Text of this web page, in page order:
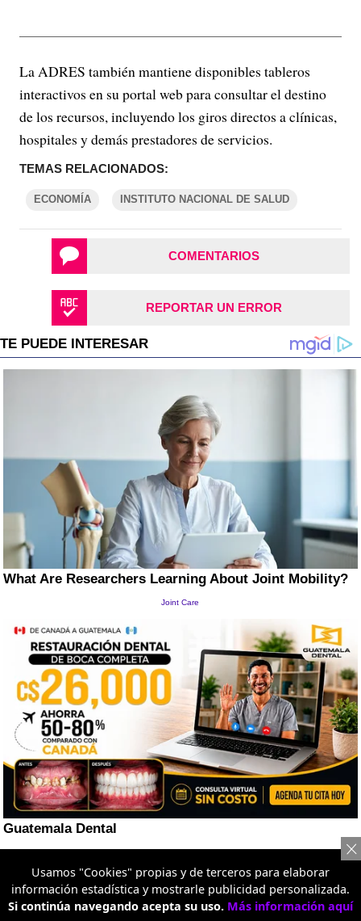
La ADRES también mantiene disponibles tableros
interactivos en su portal web para consultar el destino
de los recursos, incluyendo los giros directos a clínicas,
hospitales y demás prestadores de servicios.
TEMAS RELACIONADOS:
ECONOMÍA INSTITUTO NACIONAL DE SALUD
COMENTARIOS
REPORTAR UN ERROR
Usamos "Cookies" propias y de terceros para elaborar
información estadística y mostrarle publicidad personalizada.
Si continúa navegando acepta su uso. Más información aquí